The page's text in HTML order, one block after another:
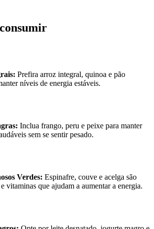
Prefira arroz integral, quinoa e pão
níveis de energia estáveis.
Inclua frango, peru e peixe para manter
sem se sentir pesado.
Verdes: Espinafre, couve e acelga são
vitaminas que ajudam a aumentar a energia.